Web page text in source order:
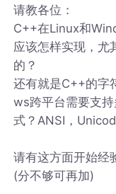
请教各位：
C++在Linux和
应该怎样实现，尤
的？
还有就是C++的字
ws跨平台需要支
式？ANSI，
请有这方面开始经
(分不够可再加)